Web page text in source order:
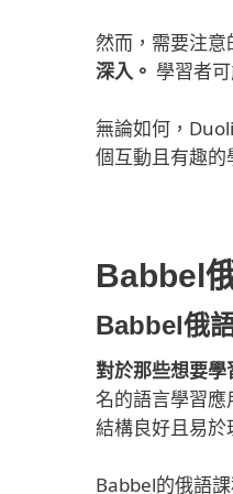
然而，需要注意
深入。 學習者
無論如何，
個互動且有趣的
Babbel
Babbel俄
對於那些想要
名的語言學習
結構良好且易於
Babbel的俄語